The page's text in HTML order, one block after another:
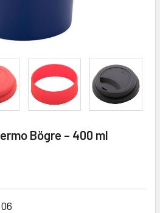
Bögre – 400 ml